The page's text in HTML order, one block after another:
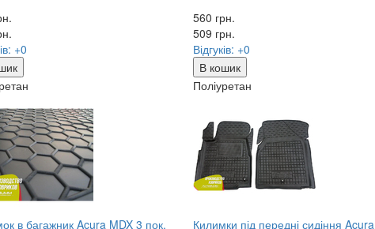
+0
560 грн.
509 грн.
Відгуків: +0
В кошик
в багажник Acura MDX 3 пок.
Поліуретан
Килимки під передні сидіння Acura